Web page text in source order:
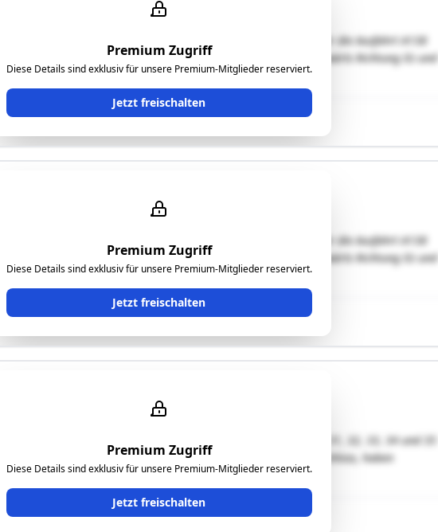
Premium Zugriff
Diese Details sind exklusiv für unsere Premium-Mitglieder reserviert.
Jetzt freischalten
südlich der Autobahn A2 und sind von der Südautobahn A2 über die Ausfahrt A138
Nach der Abfahrt fährt man die B65 „Gleichsdorfer Straße“ ostwärts Richtung Ilz und
Premium Zugriff
Diese Details sind exklusiv für unsere Premium-Mitglieder reserviert.
Jetzt freischalten
südlich der Autobahn A2 und sind von der Südautobahn A2 über die Ausfahrt A138
Nach der Abfahrt fährt man die B65 „Gleichsdorfer Straße“ ostwärts Richtung Ilz und
Premium Zugriff
Diese Details sind exklusiv für unsere Premium-Mitglieder reserviert.
Jetzt freischalten
Liegenschaften
Die Grundstücke 22/2, 25/1, 38, 24, 25/2, 27, 25/3, 26, 31, 32, 33, 34 und 35
im nachfolgenden mit „A“ bezeichnet) liegen westseitig vom Schloss, haben
Grundrissform und sind bewaldet. Durch einen …"